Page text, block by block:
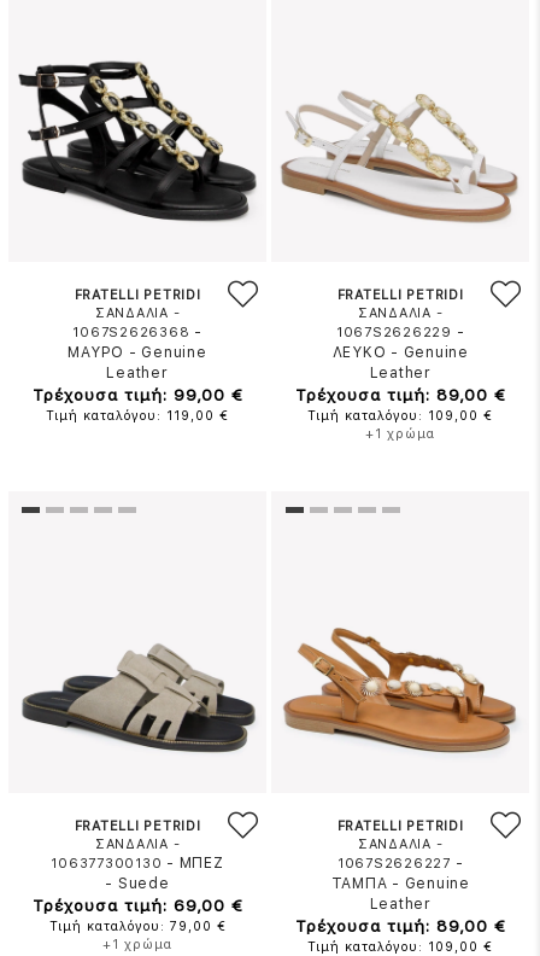
FRATELLI PETRIDI
ΣΑΝΔΑΛΙΑ -
1067S2626368 -
ΜΑΥΡΟ - Genuine
Leather
Τρέχουσα τιμή: 99,00 €
Τιμή καταλόγου: 119,00 €
FRATELLI PETRIDI
ΣΑΝΔΑΛΙΑ -
1067S2626229 -
ΛΕΥΚΟ - Genuine
Leather
Τρέχουσα τιμή: 89,00 €
Τιμή καταλόγου: 109,00 €
+1 χρώμα
FRATELLI PETRIDI
ΣΑΝΔΑΛΙΑ -
106377300130 - ΜΠΕΖ
- Suede
Τρέχουσα τιμή: 69,00 €
Τιμή καταλόγου: 79,00 €
+1 χρώμα
FRATELLI PETRIDI
ΣΑΝΔΑΛΙΑ -
1067S2626227 -
ΤΑΜΠΑ - Genuine
Leather
Τρέχουσα τιμή: 89,00 €
Τιμή καταλόγου: 109,00 €